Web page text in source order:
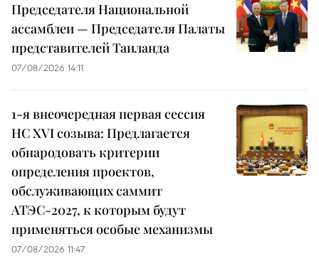
Председателя Национальной
ассамблеи — Председателя Палаты
представителей Таиланда
07/08/2026 14:11
1-я внеочередная первая сессия
НС XVI созыва: Предлагается
обнародовать критерии
определения проектов,
обслуживающих саммит
АТЭС-2027, к которым будут
применяться особые механизмы
07/08/2026 11:47